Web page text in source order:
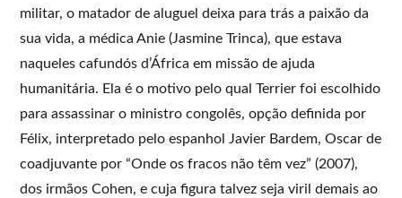
militar, o matador de aluguel deixa para trás a paixão da
sua vida, a médica Anie (Jasmine Trinca), que estava
naqueles cafundós d’África em missão de ajuda
humanitária. Ela é o motivo pelo qual Terrier foi escolhido
para assassinar o ministro congolês, opção definida por
Félix, interpretado pelo espanhol Javier Bardem, Oscar de
coadjuvante por “Onde os fracos não têm vez” (2007),
dos irmãos Cohen, e cuja figura talvez seja viril demais ao